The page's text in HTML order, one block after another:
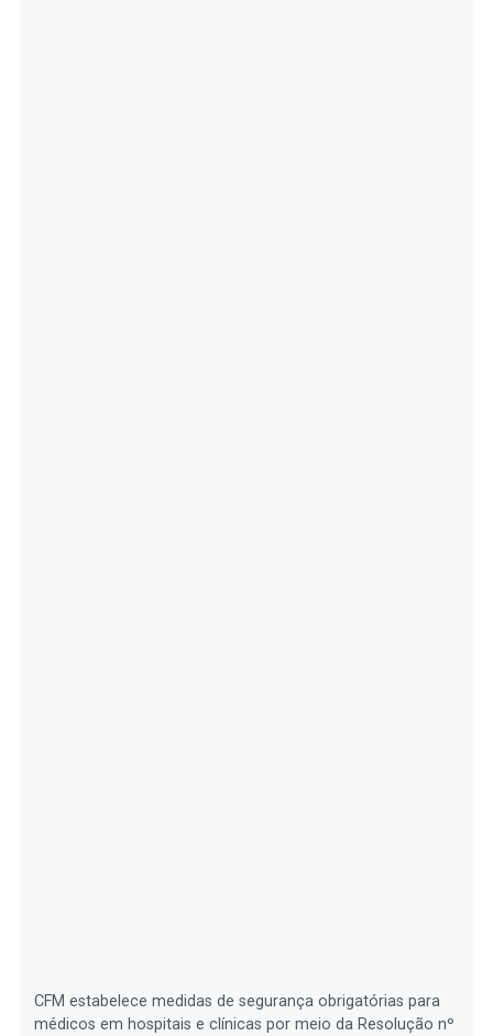
CFM estabelece medidas de segurança obrigatórias para
médicos em hospitais e clínicas por meio da Resolução nº